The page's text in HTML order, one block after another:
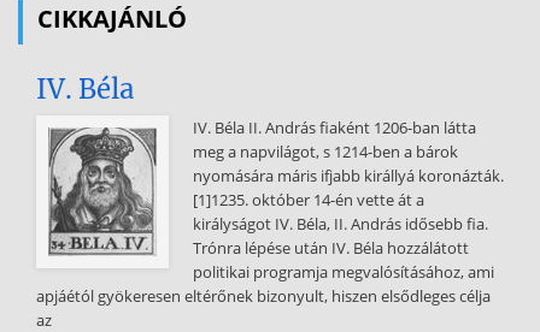
CIKKAJÁNLÓ
IV. Béla
IV. Béla II. András fiaként 1206-ban látta
meg a napvilágot, s 1214-ben a bárok
nyomására máris ifjabb királlyá koronázták.
[1]1235. október 14-én vette át a
királyságot IV. Béla, II. András idősebb fia.
Trónra lépése után IV. Béla hozzálátott
politikai programja megvalósításához, ami
apjáétól gyökeresen eltérőnek bizonyult, hiszen elsődleges célja
az